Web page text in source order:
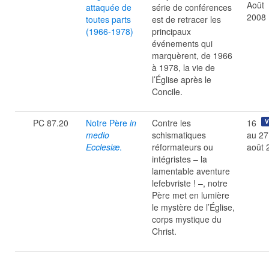
attaquée de
toutes parts
(1966-1978)
série de conférences
est de retracer les
principaux
événements qui
marquèrent, de 1966
à 1978, la vie de
l’Église après le
Concile.
Août
2008
PC 87.20 Notre Père in
medio
Ecclesiæ.
Contre les
schismatiques
réformateurs ou
intégristes – la
lamentable aventure
lefebvriste ! –, notre
Père met en lumière
le mystère de l’Église,
corps mystique du
Christ.
16
au 27
août